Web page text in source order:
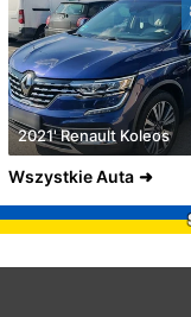
2021' Renault Koleos
Wszystkie Auta